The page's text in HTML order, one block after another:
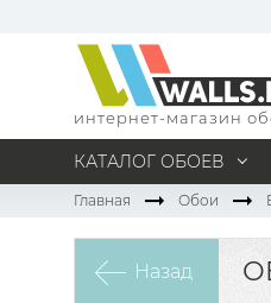
интернет-магазин
КАТАЛОГ ОБОЕВ
МАТЕРИАЛ
Под покраску
Виниловые
Главная Обои
Назад